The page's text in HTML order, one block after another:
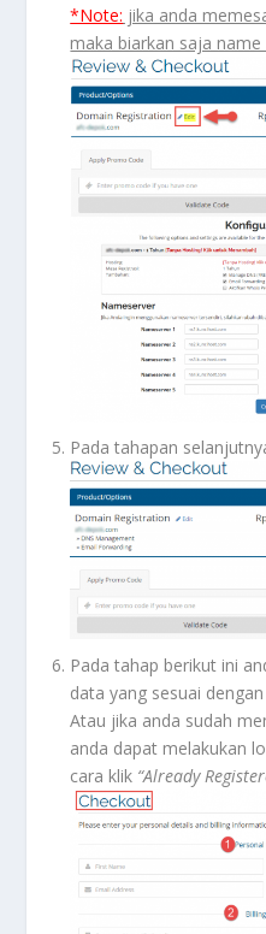
*Note: jika anda
maka biarkan saja
Pada tahapan
Pada tahap berikut ini
data yang sesuai
Atau jika anda sudah
anda dapat melakukan
cara klik “Already